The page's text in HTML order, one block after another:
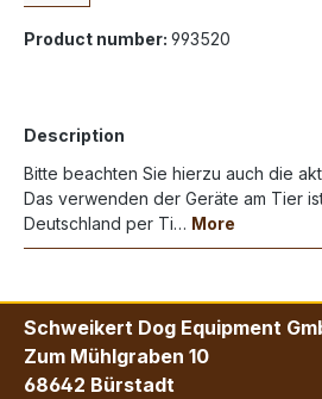
Product number: 993520
Description
Bitte beachten Sie hierzu auch die
Das verwenden der Geräte am Tier
Deutschland per Ti… More
Schweikert Dog Equipment
Zum Mühlgraben 10
68642 Bürstadt